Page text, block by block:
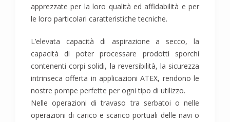
apprezzate per la loro qualità ed affidabilità e per
le loro particolari caratteristiche tecniche.
L’elevata capacità di aspirazione a secco, la
capacità di poter processare prodotti sporchi
contenenti corpi solidi, la reversibilità, la sicurezza
intrinseca offerta in applicazioni ATEX, rendono le
nostre pompe perfette per ogni tipo di utilizzo.
Nelle operazioni di travaso tra serbatoi o nelle
operazioni di carico e scarico portuali delle navi o